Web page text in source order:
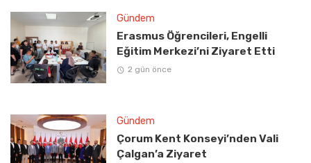
Gündem
Erasmus Öğrencileri, Engelli
Eğitim Merkezi’ni Ziyaret Etti
2 gün önce
Gündem
Çorum Kent Konseyi’nden Vali
Çalgan’a Ziyaret